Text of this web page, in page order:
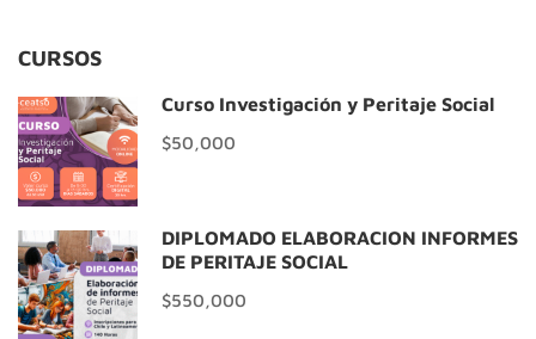
CURSOS
Curso Investigación y Peritaje Social
$50,000
DIPLOMADO ELABORACIÓN INFORMES
DE PERITAJE SOCIAL
$550,000